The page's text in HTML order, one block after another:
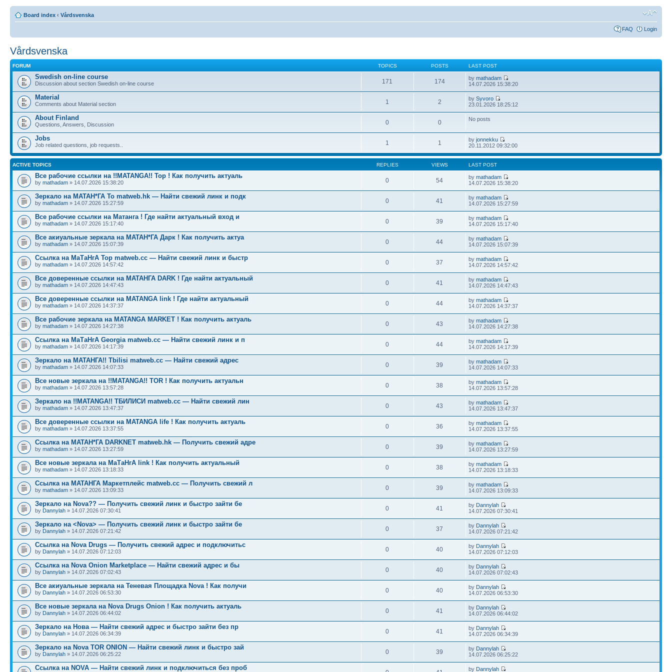
Board index ‹ Vårdsvenska
FAQ Login
Vårdsvenska
FORUM TOPICS POSTS LAST POST
Swedish on-line course
Discussion about section Swedish on-line course 171 174 bymathadam
14.07.2026 15:38:20
Material
Comments about Material section 1 2 bySyvoro
23.01.2026 18:25:12
About Finland
Questions, Answers, Discussion 0 0 No posts
Jobs
Job related questions, job requests.. 1 1 byjonnekku
20.11.2012 09:32:00
ACTIVE TOPICS REPLIES VIEWS LAST POST
Все рабочие ссылки на !!MATANGA!! Тор ! Как получить актуаль
by mathadam » 14.07.2026 15:38:20 0 54 bymathadam
14.07.2026 15:38:20
Зеркало на МАТАН*ГА To matweb.hk — Найти свежий линк и подк
by mathadam » 14.07.2026 15:27:59 0 41 bymathadam
14.07.2026 15:27:59
Все рабочие ссылки на Матанга ! Где найти актуальный вход и
by mathadam » 14.07.2026 15:17:40 0 39 bymathadam
14.07.2026 15:17:40
Все акиуальные зеркала на МАТАН*ГА Дарк ! Как получить актуа
by mathadam » 14.07.2026 15:07:39 0 44 bymathadam
14.07.2026 15:07:39
Ссылка на МаТаНгА Тор matweb.cc — Найти свежий линк и быстр
by mathadam » 14.07.2026 14:57:42 0 37 bymathadam
14.07.2026 14:57:42
Все доверенные ссылки на МАТАНГА DARK ! Где найти актуальный
by mathadam » 14.07.2026 14:47:43 0 41 bymathadam
14.07.2026 14:47:43
Все доверенные ссылки на MATANGA link ! Где найти актуальный
by mathadam » 14.07.2026 14:37:37 0 44 bymathadam
14.07.2026 14:37:37
Все рабочие зеркала на MATANGA MARKET ! Как получить актуаль
by mathadam » 14.07.2026 14:27:38 0 43 bymathadam
14.07.2026 14:27:38
Ссылка на МаТаНгА Georgia matweb.cc — Найти свежий линк и п
by mathadam » 14.07.2026 14:17:39 0 44 bymathadam
14.07.2026 14:17:39
Зеркало на МАТАНГА!! Tbilisi matweb.cc — Найти свежий адрес
by mathadam » 14.07.2026 14:07:33 0 39 bymathadam
14.07.2026 14:07:33
Все новые зеркала на !!MATANGA!! TOR ! Как получить актуальн
by mathadam » 14.07.2026 13:57:28 0 38 bymathadam
14.07.2026 13:57:28
Зеркало на !!MATANGA!! ТБИЛИСИ matweb.cc — Найти свежий лин
by mathadam » 14.07.2026 13:47:37 0 43 bymathadam
14.07.2026 13:47:37
Все доверенные ссылки на MATANGA life ! Как получить актуаль
by mathadam » 14.07.2026 13:37:55 0 36 bymathadam
14.07.2026 13:37:55
Ссылка на МАТАН*ГА DARKNET matweb.hk — Получить свежий адре
by mathadam » 14.07.2026 13:27:59 0 39 bymathadam
14.07.2026 13:27:59
Все новые зеркала на МаТаНгА link ! Как получить актуальный
by mathadam » 14.07.2026 13:18:33 0 38 bymathadam
14.07.2026 13:18:33
Ссылка на МАТАНГА Маркетплейс matweb.cc — Получить свежий л
by mathadam » 14.07.2026 13:09:33 0 39 bymathadam
14.07.2026 13:09:33
Зеркало на Nova?? — Получить свежий линк и быстро зайти бе
by Dannylah » 14.07.2026 07:30:41 0 41 by Dannylah
14.07.2026 07:30:41
Зеркало на <Nova> — Получить свежий линк и быстро зайти бе
by Dannylah » 14.07.2026 07:21:42 0 37 by Dannylah
14.07.2026 07:21:42
Ссылка на Nova Drugs — Получить свежий адрес и подключитьс
by Dannylah » 14.07.2026 07:12:03 0 40 by Dannylah
14.07.2026 07:12:03
Ссылка на Nova Onion Marketplace — Найти свежий адрес и бы
by Dannylah » 14.07.2026 07:02:43 0 40 by Dannylah
14.07.2026 07:02:43
Все акиуальные зеркала на Теневая Площадка Nova ! Как получи
by Dannylah » 14.07.2026 06:53:30 0 40 by Dannylah
14.07.2026 06:53:30
Все новые зеркала на Nova Drugs Onion ! Как получить актуаль
by Dannylah » 14.07.2026 06:44:02 0 41 by Dannylah
14.07.2026 06:44:02
Зеркало на Нова — Найти свежий адрес и быстро зайти без пр
by Dannylah » 14.07.2026 06:34:39 0 41 by Dannylah
14.07.2026 06:34:39
Зеркало на Nova TOR ONION — Найти свежий линк и быстро зай
by Dannylah » 14.07.2026 06:25:22 0 39 by Dannylah
14.07.2026 06:25:22
Ссылка на NOVA — Найти свежий линк и подключиться без проб by Dannylah